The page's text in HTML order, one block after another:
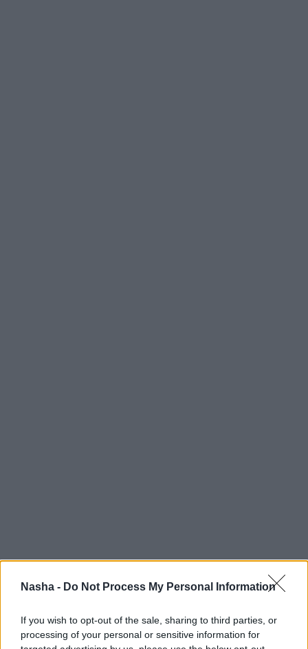
Nasha - Do Not Process My Personal Information
If you wish to opt-out of the sale, sharing to third parties, or
processing of your personal or sensitive information for